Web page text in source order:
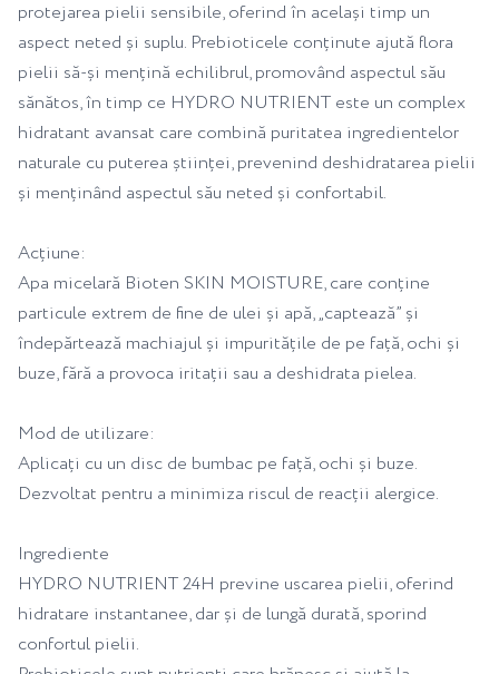
protejarea pielii sensibile, oferind în același timp un
aspect neted și suplu. Prebioticele conținute ajută flora
pielii să-și mențină echilibrul, promovând aspectul său
sănătos, în timp ce HYDRO NUTRIENT este un complex
hidratant avansat care combină puritatea ingredientelor
naturale cu puterea științei, prevenind deshidratarea pielii
și menținând aspectul său neted și confortabil.
Acțiune:
Apa micelară Bioten SKIN MOISTURE, care conține
particule extrem de fine de ulei și apă, „captează” și
îndepărtează machiajul și impuritățile de pe față, ochi și
buze, fără a provoca iritații sau a deshidrata pielea.
Mod de utilizare:
Aplicați cu un disc de bumbac pe față, ochi și buze.
Dezvoltat pentru a minimiza riscul de reacții alergice.
Ingrediente
HYDRO NUTRIENT 24H previne uscarea pielii, oferind
hidratare instantanee, dar și de lungă durată, sporind
confortul pielii.